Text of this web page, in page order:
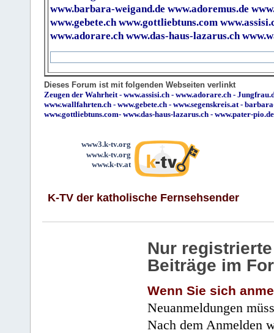
www.barbara-weigand.de www.adoremus.de
www.gebete.ch www.gottliebtuns.com
www.adorare.ch www.das-haus-lazarus.ch
Dieses Forum ist mit folgenden Webseiten verlinkt
Zeugen der Wahrheit- www.assisi.ch - www.adorare.ch -
www.wallfahrten.ch - www.gebete.ch - www.segenskreis.at-
www.gottliebtuns.com- www.das-haus-lazarus.ch - www.pater-pio.de
www3.k-tv.org
www.k-tv.org
www.k-tv.at
K-TV der katholische Fernsehsender
Nur
Beiträge im
Wenn Sie sich
Neuanmeldungen
Nach dem Anmelden